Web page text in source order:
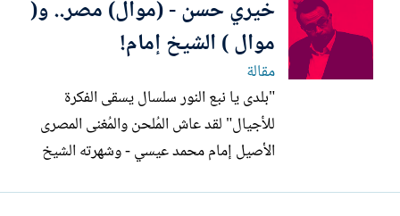
خيري حسن - (موال) مصر.. و(
موال ) الشيخ إمام!
مقالة
"بلدى يا نبع النور سلسال يسقى الفكرة
للأجيال" لقد عاش المُلحن والمُغنى المصرى
الأصيل إمام محمد عيسي - وشهرته الشيخ